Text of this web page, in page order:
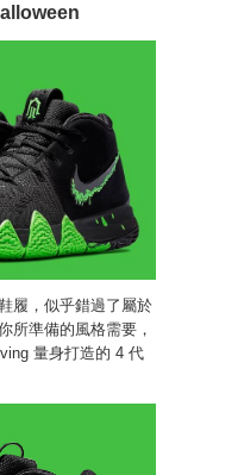
履，似乎錯過了屬於
所準備的風格需要，
量身打造的 4 代